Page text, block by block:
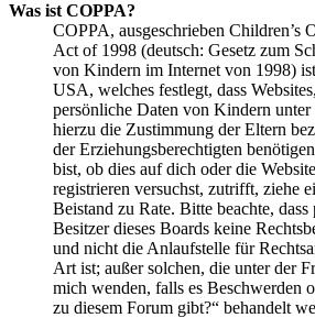
Was ist COPPA?
COPPA, ausgeschrieben Children’s
Act of 1998 (deutsch: Gesetz zum
von Kindern im Internet von 1998)
USA, welches festlegt, dass
persönliche Daten von Kindern unter
hierzu die Zustimmung der Eltern
der Erziehungsberechtigten
bist, ob dies auf dich oder die
registrieren versuchst, zutrifft, ziehe
Beistand zu Rate. Bitte beachte,
Besitzer dieses Boards keine
und nicht die Anlaufstelle für
Art ist; außer solchen, die unter der
mich wenden, falls es Beschwerden
zu diesem Forum gibt?“ behandelt